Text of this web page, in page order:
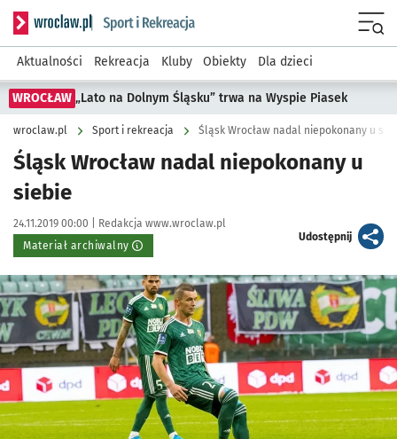
Serwis informacyjny wroclaw.pl podserwis: Sport i rekreacja
Aktualności Rekreacja Kluby Obiekty Dla dzieci
WROCŁAW „Lato na Dolnym Śląsku” trwa na Wyspie Piasek
wroclaw.pl Sport i rekreacja Śląsk Wrocław nadal niepokonany u
Śląsk Wrocław nadal niepokonany u
siebie
Data publikacji:
24.11.2019 00:00 | Autor:
Redakcja www.wroclaw.pl
Materiał archiwalny
Udostępnijartykuł
Kliknij, aby powiększyć